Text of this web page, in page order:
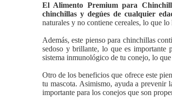
El Alimento Premium para
chinchillas y degúes de cualquier
naturales y no contiene cereales, lo que
Además, este pienso para chinchillas
sedoso y brillante, lo que es importante
sistema inmunológico de tu conejo, lo
Otro de los beneficios que ofrece este
tu mascota. Asimismo, ayuda a prevenir
importante para los conejos que son